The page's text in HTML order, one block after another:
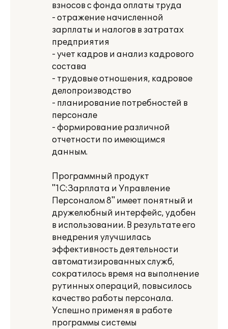
взносов с фонда оплаты труда
- отражение начисленной
зарплаты и налогов в затратах
предприятия
- учет кадров и анализ кадрового
состава
- трудовые отношения, кадровое
делопроизводство
- планирование потребностей в
персонале
- формирование различной
отчетности по имеющимся
данным.
Программный продукт
"1С:Зарплата и Управление
Персоналом 8" имеет понятный и
дружелюбный интерфейс, удобен
в использовании. В результате его
внедрения улучшилась
эффективность деятельности
автоматизированных служб,
сократилось время на выполнение
рутинных операций, повысилось
качество работы персонала.
Успешно применяя в работе
программы системы